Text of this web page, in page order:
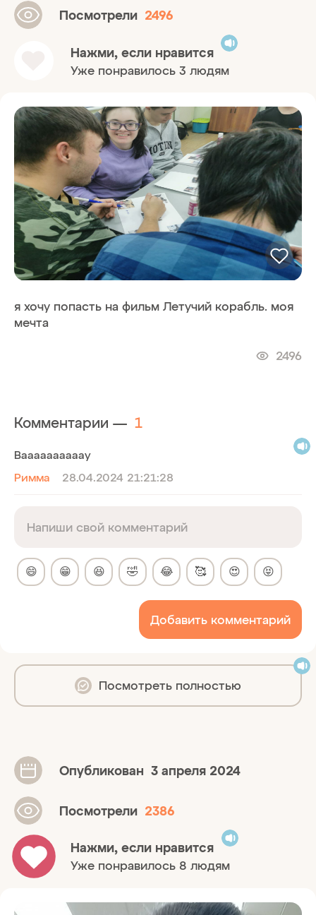
я хочу попасть на фильм Летучий корабль. моя
мечта
2496
Комментарии — 1
Ваааааааааау
Римма
28.04.2024 21:21:28
😄 😁 😆 🤣 😂 🥰 😍 😝
Добавить комментарий
Посмотреть полностью
Посмотрели 2496
Нажми, если нравится
Уже понравилось 3 людям
Опубликован 3 апреля 2024
Посмотрели 2386
Нажми, если нравится
Уже понравилось 8 людям